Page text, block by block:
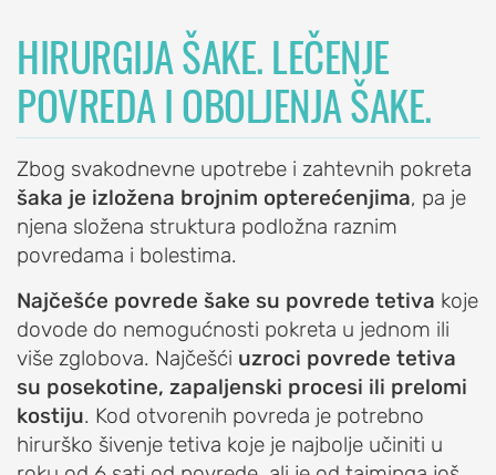
Prelom
ramena
Raskid
tetive
rotatorne
manžetne
Iritacija
tetive
glave
bicepsa
Artritis
ramena
(okoštavanje
ramena)
HIRURGIJA ŠAKE. LEČENJE
POVREDA I OBOLJENJA ŠAKE.
Zbog svakodnevne upotrebe i zahtevnih pokreta
šaka je izložena brojnim opterećenjima, pa je
njena složena struktura podložna raznim
povredama i bolestima.
Najčešće povrede šake su povrede tetiva koje
dovode do nemogućnosti pokreta u jednom ili
više zglobova. Najčešći uzroci povrede tetiva
su posekotine, zapaljenski procesi ili prelomi
kostiju. Kod otvorenih povreda je potrebno
hirurško šivenje tetiva koje je najbolje učiniti u